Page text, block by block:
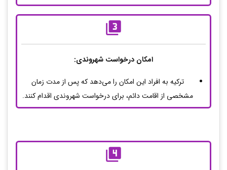
امکان درخواست شهروندی:
ترکیه به افراد این امکان را می‌دهد که پس از مدت زمان
مشخصی از اقامت دائم، برای درخواست شهروندی اقدام کنند.